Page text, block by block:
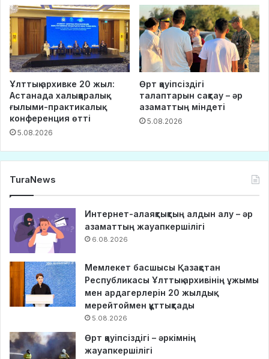
Ұлттық архивке 20 жыл:
Астанада халықаралық
ғылыми-практикалық
конференция өтті
5.08.2026
Өрт қауіпсіздігі
талаптарын сақтау – әр
азаматтың міндеті
5.08.2026
TuraNews
Интернет-алаяқтықтың алдын алу – әр
азаматтың жауапкершілігі
6.08.2026
Мемлекет басшысы Қазақстан
Республикасы Ұлттық архивінің ұжымы
мен ардагерлерін 20 жылдық
мерейтоймен құттықтады
5.08.2026
Өрт қауіпсіздігі – әркімнің
жауапкершілігі